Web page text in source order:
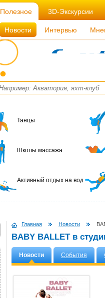
Полезное
Новости Интервью
3D-Экскурсии
Танцы
Школы массажа
Активный отдых на воде
Главная Новости
BABY BALLET в
Новости События